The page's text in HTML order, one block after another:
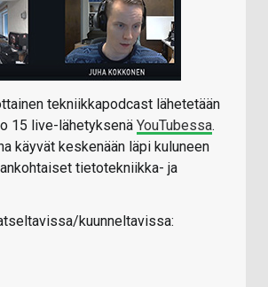
tekniikkapodcast lähetetään
15 live-lähetyksenä YouTubessa.
käyvät keskenään läpi kuluneen
tietotekniikka- ja
kuunneltavissa: